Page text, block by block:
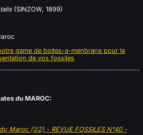
(SINZOW, 1899)
game de boites-a-menbrane pour la
de vos fossiles
du MAROC:
Maroc (1/2) - REVUE FOSSILES N°40 -